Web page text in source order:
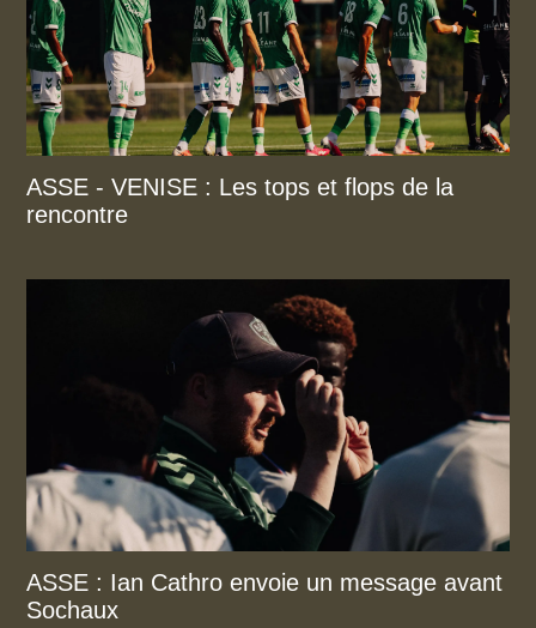
ASSE - VENISE : Les tops et flops de la
rencontre
ASSE : Ian Cathro envoie un message avant
Sochaux